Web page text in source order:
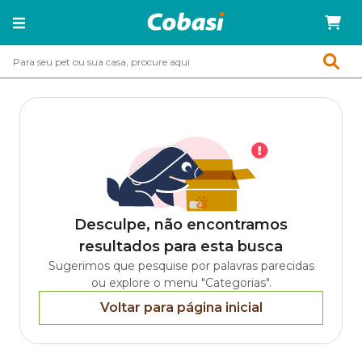
Desculpe, não encontramos
resultados para esta busca
Sugerimos que pesquise por palavras parecidas
ou explore o menu "Categorias".
Voltar para página inicial